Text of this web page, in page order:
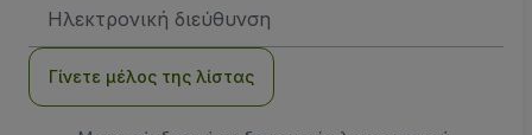
Email
Γίνετε μέλος της λίστας